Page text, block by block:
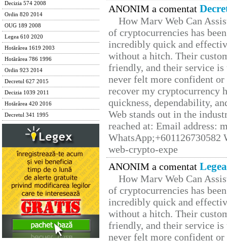
Decizia 574 2008
Ordin 820 2014
OUG 189 2008
Legea 610 2020
Hotărârea 1619 2003
Hotărârea 786 1996
Ordin 923 2014
Decretul 627 2015
Decizia 1039 2011
Hotărârea 420 2016
Decretul 341 1995
ANONIM a comentat
How Marv Web Can
of cryptocurrencies has
incredibly quick and
without a hitch. Their
friendly, and their service
never felt more confident
recover my cryptocurrency
quickness, dependability,
Web stands out in the
reached at: Email address:
web-crypto-expe
ANONIM a comentat
How Marv Web Can
of cryptocurrencies has
incredibly quick and
without a hitch. Their
friendly, and their service
never felt more confident